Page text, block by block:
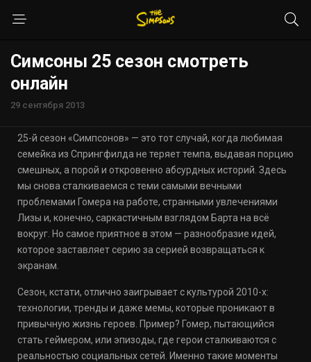
Симсоны 25 сезон смотреть
онлайн
29 сентября 2013
25-й сезон «Симпсонов» — это тот случай, когда любимая
семейка из Спрингфилда не теряет темпа, выдавая порцию
смешных, а порой и откровенно абсурдных историй. Здесь
мы снова сталкиваемся с теми самыми вечными
проблемами Гомера на работе, странными увлечениями
Лизы и, конечно, саркастичным взглядом Барта на всё
вокруг. Но самое приятное в этом — разнообразие идей,
которое заставляет серию за серией возвращаться к
экранам.
Сезон, кстати, отлично заигрывает с культурой 2010-х:
технологии, тренды и даже мемы, которые проникают в
привычную жизнь героев. Пример? Гомер, пытающийся
стать геймером, или эпизоды, где герои сталкиваются с
реальностью социальных сетей. Именно такие моменты